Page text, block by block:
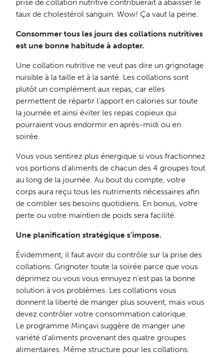
prise de collation nutritive contribuerait à abaisser le
taux de cholestérol sanguin. Wow! Ça vaut la peine.
Consommer tous les jours des collations nutritives
est une bonne habitude à adopter.
Une collation nutritive ne veut pas dire un grignotage
nuisible à la taille et à la santé. Les collations sont
plutôt un complément aux repas, car elles
permettent de répartir l’apport en calories sur toute
la journée et ainsi éviter les repas copieux qui
pourraient vous endormir en après-midi ou en
soirée.
Vous vous sentirez plus énergique si vous fractionnez
vos portions d’aliments de chacun des 4 groupes tout
au long de la journée. Au bout du compte, votre
corps aura reçu tous les nutriments nécessaires afin
de combler ses besoins quotidiens. En bonus, votre
perte ou votre maintien de poids sera facilité.
Une planification stratégique s’impose.
Évidemment, il faut avoir du contrôle sur la prise des
collations. Grignoter toute la soirée parce que vous
déprimez ou vous vous ennuyez n’est pas la bonne
solution à vos problèmes. Les collations vous
donnent la liberté de manger plus souvent, mais vous
devez contrôler votre consommation calorique.
Le programme Minçavi suggère de manger une
variété d’aliments provenant des quatre groupes
alimentaires. Même structure pour les collations.